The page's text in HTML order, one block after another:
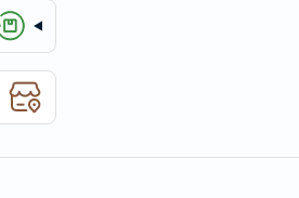
accu-
chek
activise
acuvue